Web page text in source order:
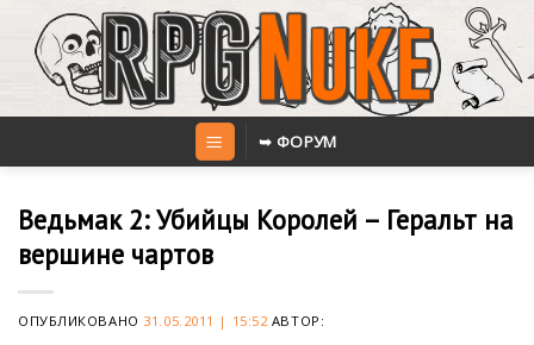
content
➥ ФОРУМ
Ведьмак 2: Убийцы Королей – Геральт на
вершине чартов
ОПУБЛИКОВАНО 31.05.2011 | 15:52АВТОР: